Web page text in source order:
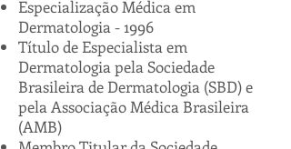
Especialização Médica em
Dermatologia - 1996
Título de Especialista em
Dermatologia pela Sociedade
Brasileira de Dermatologia (SBD) e
pela Associação Médica Brasileira
(AMB)